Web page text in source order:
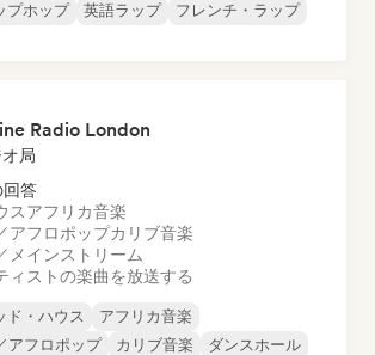
プホップ 英語ラップ
フレンチ・ラップ
Radio London
局
答
スアフリカ音楽
アフロポップカリブ音楽
メインストリーム
ィストの楽曲を放送する
ド・ハウス
アフリカ音楽
アフロポップ
カリブ音楽
ダンスホール